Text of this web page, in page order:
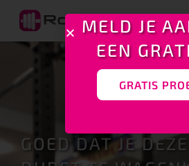
GOED DAT JE
MELD JE
EEN
GRATIS